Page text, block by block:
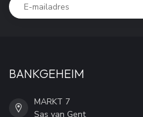
BANKGEHEIM
MARKT 7
Sas van Gent